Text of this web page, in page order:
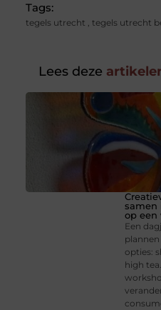
Tags:
tegels utrecht , tegels utrecht
Lees deze
samen
op een
Een
opties:
high